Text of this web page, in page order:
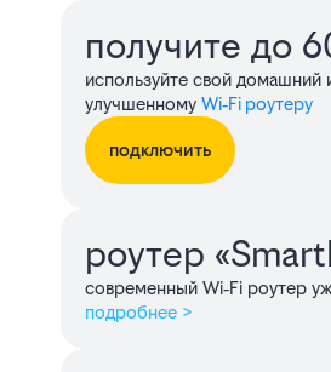
получите до
используйте свой домашний
улучшенному Wi‑Fi роутеру
подключить
роутер
современный Wi‑Fi роутер
подробнее >